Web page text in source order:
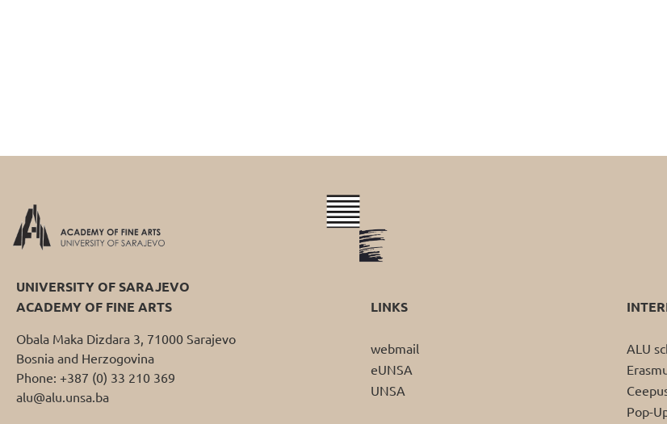
UNIVERSITY OF SARAJEVO
ACADEMY OF FINE ARTS
Obala Maka Dizdara 3, 71000 Sarajevo
Bosnia and Herzogovina
Phone: +387 (0) 33 210 369
alu@alu.unsa.ba
LINKS
webmail
eUNSA
UNSA
ALU
Pop-